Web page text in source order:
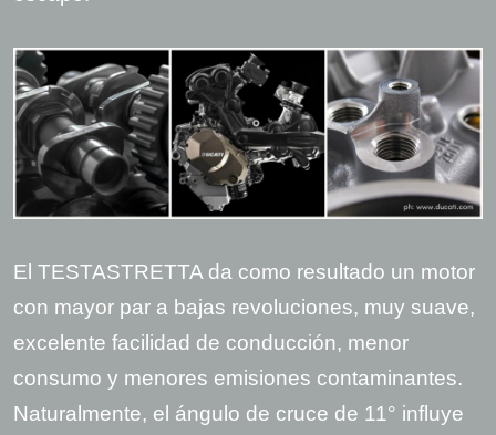
El TESTASTRETTA da como resultado un motor
con mayor par a bajas revoluciones, muy suave,
excelente facilidad de conducción, menor
consumo y menores emisiones contaminantes.
Naturalmente, el ángulo de cruce de 11° influye